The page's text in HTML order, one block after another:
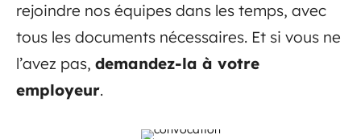
rejoindre nos équipes dans les temps, avec
tous les documents nécessaires. Et si vous ne
l’avez pas, demandez-la à votre
employeur.